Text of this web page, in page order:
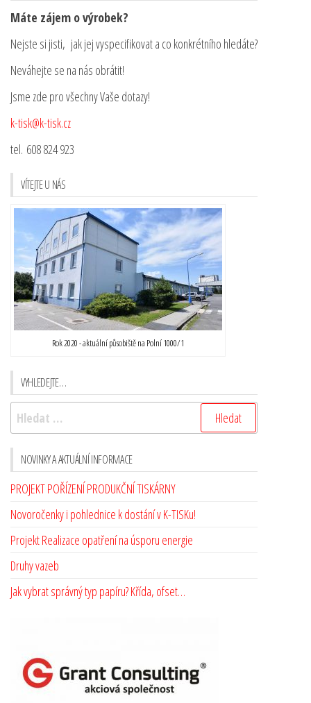
Máte zájem o výrobek?
Nejste si jisti, jak jej vyspecifikovat a co konkrétního hledáte?
Neváhejte se na nás obrátit!
Jsme zde pro všechny Vaše dotazy!
k-tisk@k-tisk.cz
tel. 608 824 923
VÍTEJTE U NÁS
Rok 2020 - aktuální působiště na Polní 1000/1
VYHLEDEJTE…
NOVINKY A AKTUÁLNÍ INFORMACE
PROJEKT POŘÍZENÍ PRODUKČNÍ TISKÁRNY
Novoročenky i pohlednice k dostání v K-TISKu!
Projekt Realizace opatření na úsporu energie
Druhy vazeb
Jak vybrat správný typ papíru? Křída, ofset…